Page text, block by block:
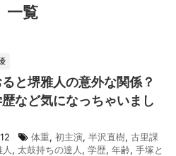
一覧
と堺雅人の意外な関係？
など気になっちゃいまし
体重, 初主演, 半沢直樹, 古里課
, 太鼓持ちの達人 , 学歴, 年齢, 手塚と